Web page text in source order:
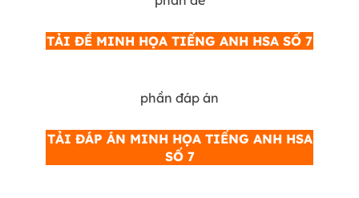
TẢI ĐỀ MINH HỌA TIẾNG ANH HSA SỐ 7
phần đáp án
TẢI ĐÁP ÁN MINH HỌA TIẾNG ANH HSA
SỐ 7